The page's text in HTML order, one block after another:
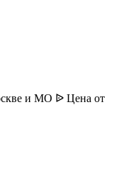
и МО ᐉ Цена от